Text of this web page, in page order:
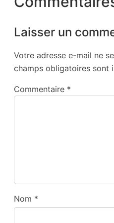
Laisser un
Votre adresse e-mail ne
champs obligatoires sont
Commentaire *
Nom *